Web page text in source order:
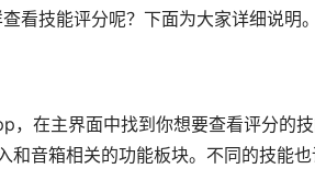
看技能评分呢？下面为大家详细说明。
，在主界面中找到你想要查看评分的
和音箱相关的功能板块。不同的技能